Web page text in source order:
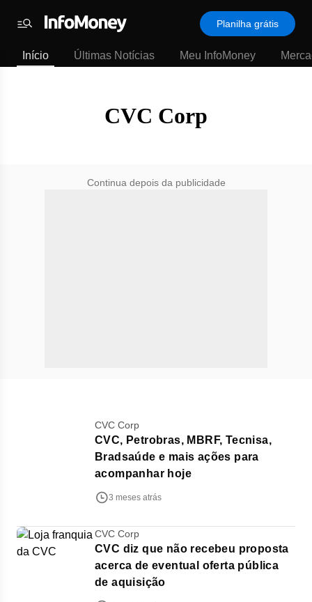
Padrão
Últimas
Menu
Planilha grátis
Início Últimas Notícias Meu InfoMoney
CVC Corp
Continua depois da publicidade
CVC Corp
CVC, Petrobras, MBRF, Tecnisa,
Bradsaúde e mais ações para
acompanhar hoje
3 meses atrás
CVC Corp
CVC diz que não recebeu proposta
acerca de eventual oferta pública
de aquisição